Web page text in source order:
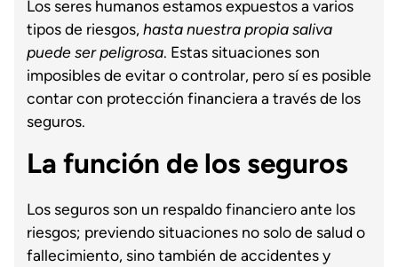
Los seres humanos estamos expuestos a varios
tipos de riesgos,hasta nuestra propia saliva
puede ser peligrosa. Estas situaciones son
imposibles de evitar o controlar, pero sí es posible
contar con protección financiera a través de los
seguros.
La función de los seguros
Los seguros son un respaldo financiero ante los
riesgos; previendo situaciones no solo de salud o
fallecimiento, sino también de accidentes y